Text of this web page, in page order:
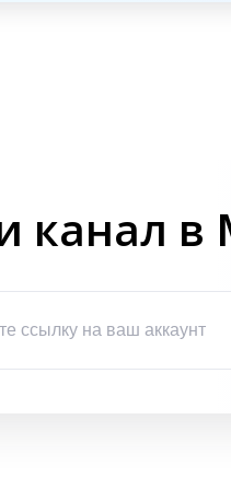
канал в